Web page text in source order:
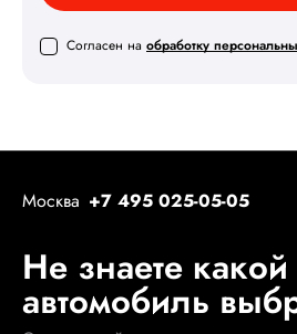
Согласен на обработку
Москва +7 495 025-05-05
Не знаете какой
автомобиль